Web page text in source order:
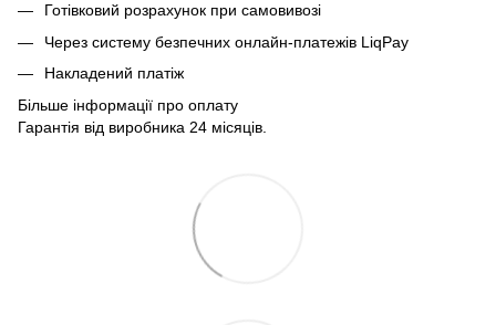
Готівковий розрахунок при самовивозі
Через систему безпечних онлайн-платежів LiqPay
Накладений платіж
Більше інформації про оплату
Гарантія від виробника 24 місяців.